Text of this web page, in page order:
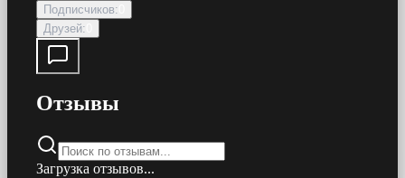
Подписчиков:
Друзей:
Отзывы
Загрузка отзывов...